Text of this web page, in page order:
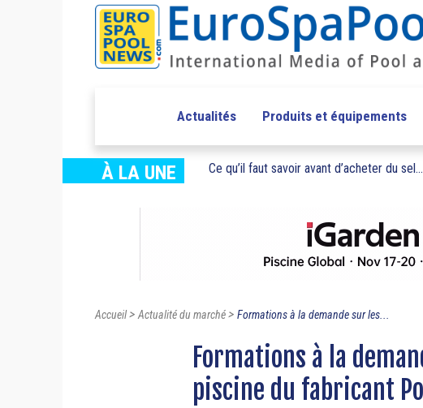
Actualités Produits et équipements
À LA UNE Ce qu’il faut savoir avant d’acheter du sel...
Accueil>Actualité du marché> Formations à la demande sur les...
Formations à la
piscine du fabricant